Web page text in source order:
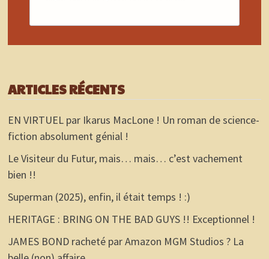
ARTICLES RÉCENTS
EN VIRTUEL par Ikarus MacLone ! Un roman de science-
fiction absolument génial !
Le Visiteur du Futur, mais… mais… c’est vachement
bien !!
Superman (2025), enfin, il était temps ! :)
HERITAGE : BRING ON THE BAD GUYS !! Exceptionnel !
JAMES BOND racheté par Amazon MGM Studios ? La